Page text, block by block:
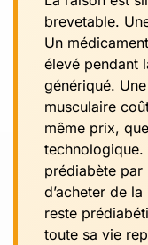
brevetable.
Un
élevé pendant
génériqué.
musculaire
même prix,
prédiabète par
d’acheter de
reste
toute sa vie